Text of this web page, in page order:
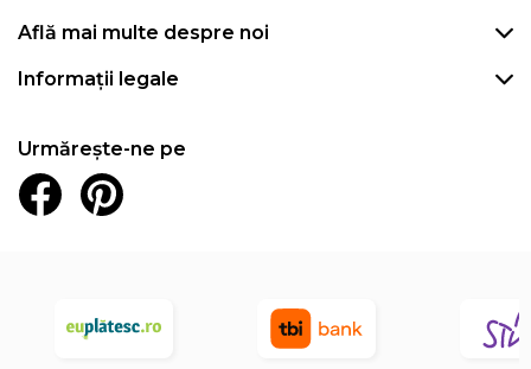
Află mai multe despre noi
Informații legale
Urmărește-ne pe